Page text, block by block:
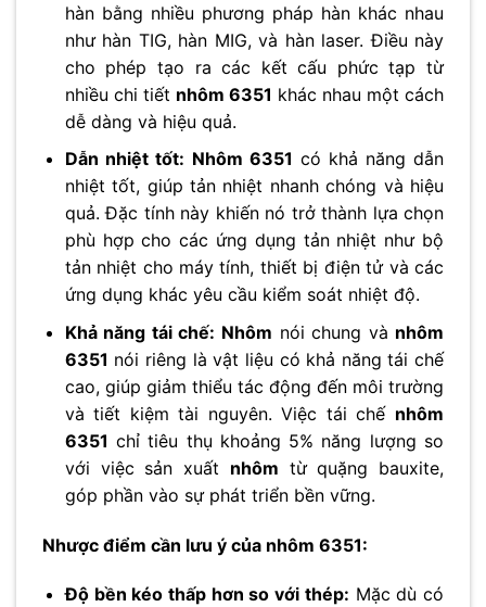
hàn bằng nhiều phương pháp hàn khác nhau
như hàn TIG, hàn MIG, và hàn laser. Điều này
cho phép tạo ra các kết cấu phức tạp từ
nhiều chi tiết nhôm 6351 khác nhau một cách
dễ dàng và hiệu quả.
Dẫn nhiệt tốt: Nhôm 6351 có khả năng dẫn
nhiệt tốt, giúp tản nhiệt nhanh chóng và hiệu
quả. Đặc tính này khiến nó trở thành lựa chọn
phù hợp cho các ứng dụng tản nhiệt như bộ
tản nhiệt cho máy tính, thiết bị điện tử và các
ứng dụng khác yêu cầu kiểm soát nhiệt độ.
Khả năng tái chế: Nhôm nói chung và nhôm
6351 nói riêng là vật liệu có khả năng tái chế
cao, giúp giảm thiểu tác động đến môi trường
và tiết kiệm tài nguyên. Việc tái chế nhôm
6351 chỉ tiêu thụ khoảng 5% năng lượng so
với việc sản xuất nhôm từ quặng bauxite,
góp phần vào sự phát triển bền vững.
Nhược điểm cần lưu ý của nhôm 6351:
Độ bền kéo thấp hơn so với thép: Mặc dù có